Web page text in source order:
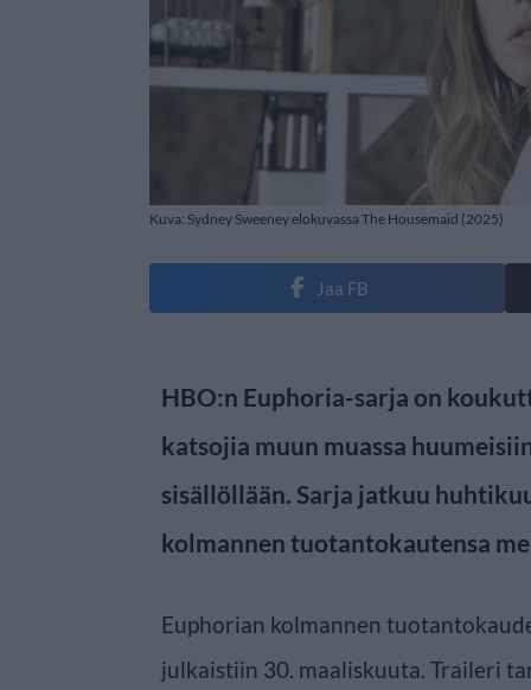
Kuva: Sydney Sweeney elokuvassa The Housemaid (2025)
Jaa FB
HBO:n Euphoria-sarja on
katsojia muun muassa
sisällöllään. Sarja jatkuu
kolmannen tuotantokautensa
Euphorian kolmannen
julkaistiin 30. maaliskuuta. Traileri